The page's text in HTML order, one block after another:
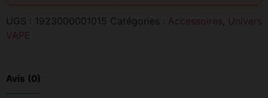
UGS : 1923000001015 Catégories : Accessoires, Univers
VAPE
Avis (0)